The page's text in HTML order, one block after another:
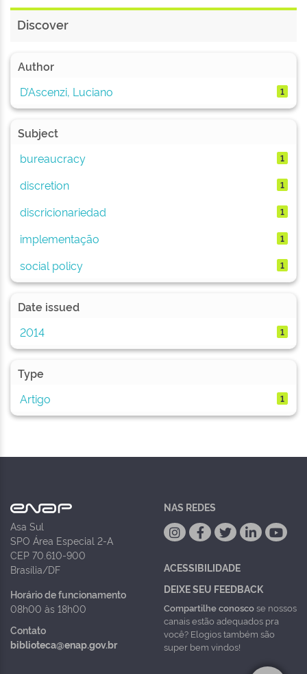
Discover
Author
D’Ascenzi, Luciano
1
Subject
bureaucracy
1
discretion 1
discricionariedad 1
implementação 1
social policy 1
Date issued
2014
1
Type
Artigo
1
Asa Sul
SPO Área Especial 2-A
CEP 70.610-900
Brasília/DF
Horário de funcionamento
08h00 às 18h00
Contato
biblioteca@enap.gov.br
NAS REDES
ACESSIBILIDADE
DEIXE SEU FEEDBACK
Compartilhe conoscose nossos
canais estão adequados pra
você? Elogios também são
super bem vindos!